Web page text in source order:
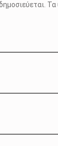
Τα